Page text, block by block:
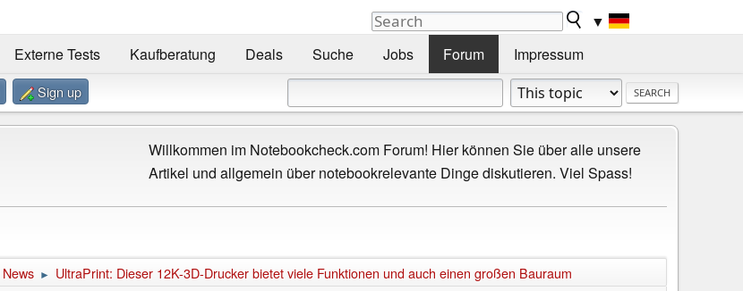
▼
Externe Tests Kaufberatung Deals Suche Jobs Forum Impressum
Sign up
Willkommen im Notebookcheck.com Forum! Hier können Sie über alle unsere
Artikel und allgemein über notebookrelevante Dinge diskutieren. Viel Spass!
News ► UltraPrint: Dieser 12K-3D-Drucker bietet viele Funktionen und auch einen großen Bauraum